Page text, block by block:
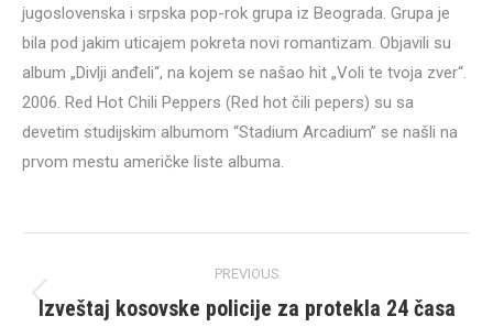
jugoslovenska i srpska pop-rok grupa iz Beograda. Grupa je
bila pod jakim uticajem pokreta novi romantizam. Objavili su
album „Divlji anđeli“, na kojem se našao hit „Voli te tvoja zver“.
2006. Red Hot Chili Peppers (Red hot čili pepers) su sa
devetim studijskim albumom “Stadium Arcadium” se našli na
prvom mestu američke liste albuma.
navigation
PREVIOUS
Previous
Izveštaj kosovske policije za protekla 24 časa